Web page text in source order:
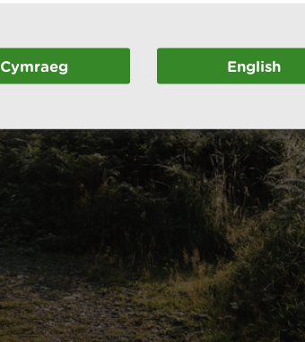
Cymraeg English